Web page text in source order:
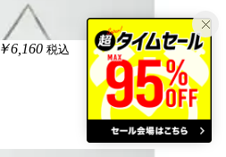
￥6,160 税込